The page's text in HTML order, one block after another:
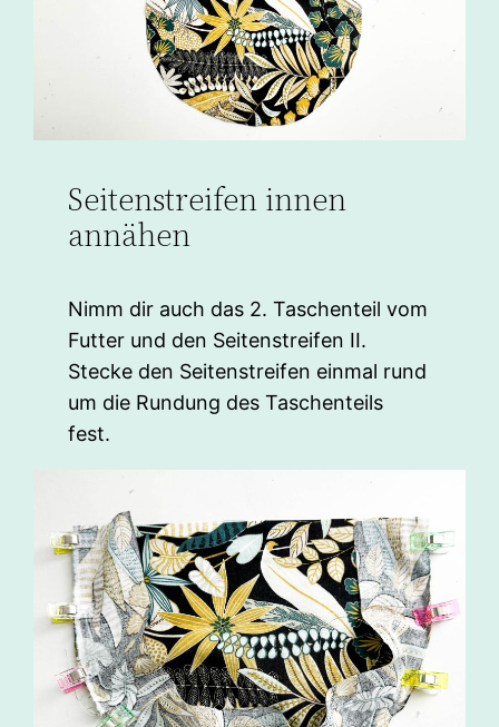
Seitenstreifen innen
annähen
Nimm dir auch das 2. Taschenteil vom
Futter und den Seitenstreifen II.
Stecke den Seitenstreifen einmal rund
um die Rundung des Taschenteils
fest.